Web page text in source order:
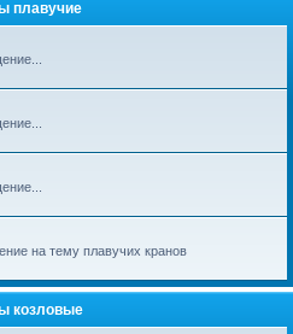
плавучие
на тему плавучих кранов
козловые